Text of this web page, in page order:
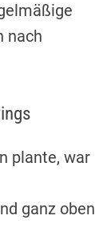
nach
plante, war
ganz oben